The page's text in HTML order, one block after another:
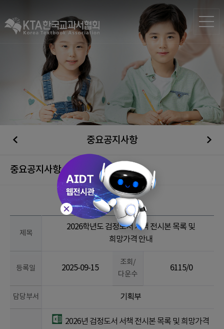
중요공지사항
중요공지사항
제목
2026학년도 검정도서 서책 전시본 목록 및
희망가격 안내
등록일 2025-09-15
조회/
다운수
6115/0
담당부서 기획부
2026년 검정도서 서책 전시본 목록 및 희망가격